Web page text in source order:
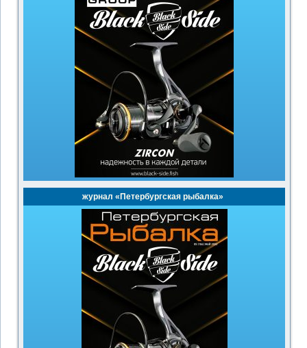
журнал «Петербургская рыбалка»